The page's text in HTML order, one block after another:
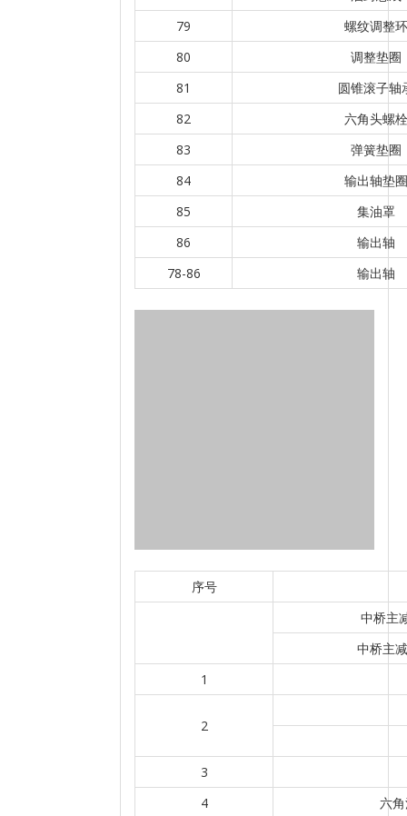
79
螺纹调整环
80
调整垫圈
81
圆锥滚子轴
82
六角头螺栓
83
弹簧垫圈
84
输出轴垫圈
85
集油罩
86
输出轴
78-86
输出轴
序号
中桥主
中桥主
1
2
3
4
六